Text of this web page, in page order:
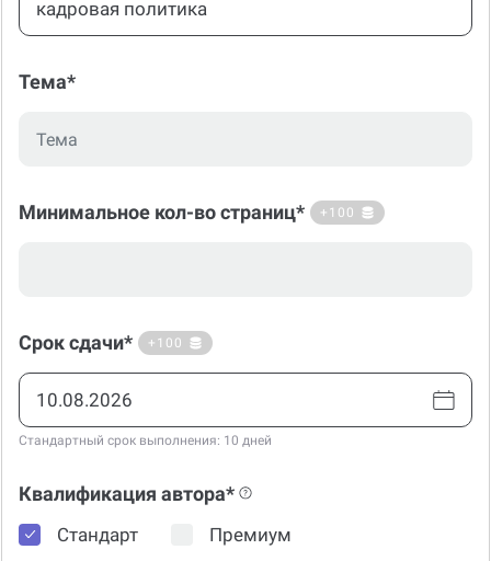
Тема*
Минимальное кол-во страниц* +100
Срок сдачи* +100
Стандартный срок выполнения: 10 дней
Квалификация автора*
Стандарт Премиум